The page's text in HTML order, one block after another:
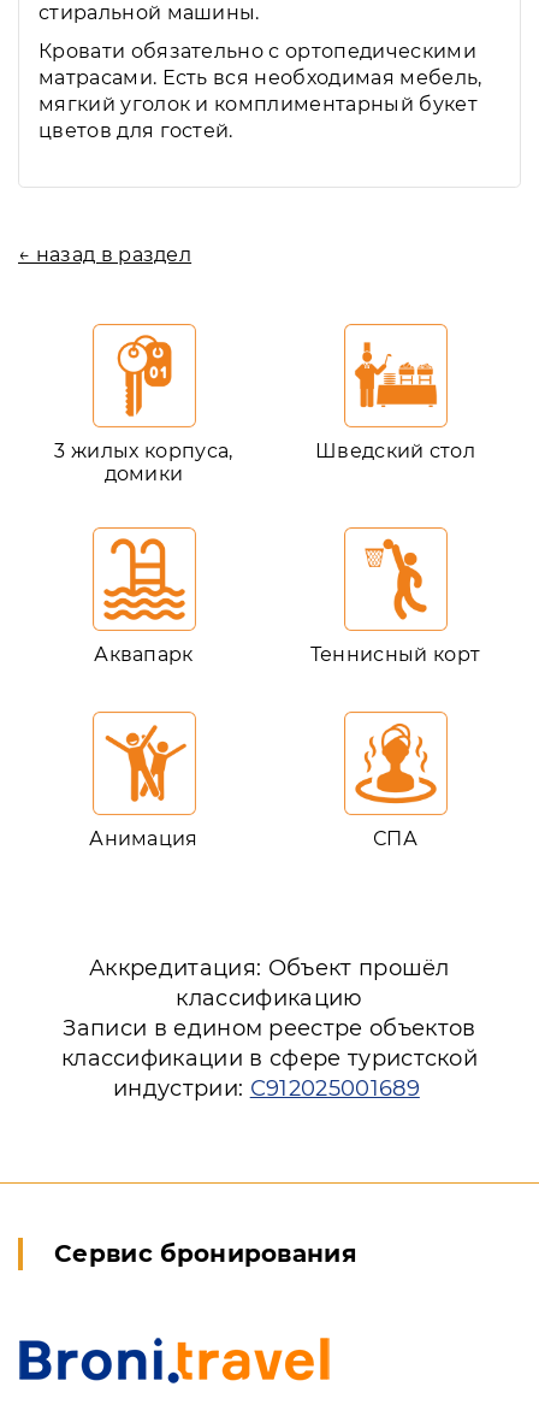
стиральной машины.
Кровати обязательно с ортопедическими
матрасами. Есть вся необходимая мебель,
мягкий уголок и комплиментарный букет
цветов для гостей.
← назад в раздел
3 жилых корпуса,
домики
Шведский стол
Аквапарк Теннисный корт
Анимация СПА
Аккредитация: Объект прошёл
классификацию
Записи в едином реестре объектов
классификации в сфере туристской
индустрии: С912025001689
Сервис бронирования